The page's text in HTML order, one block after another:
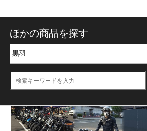
ほかの商品を探す